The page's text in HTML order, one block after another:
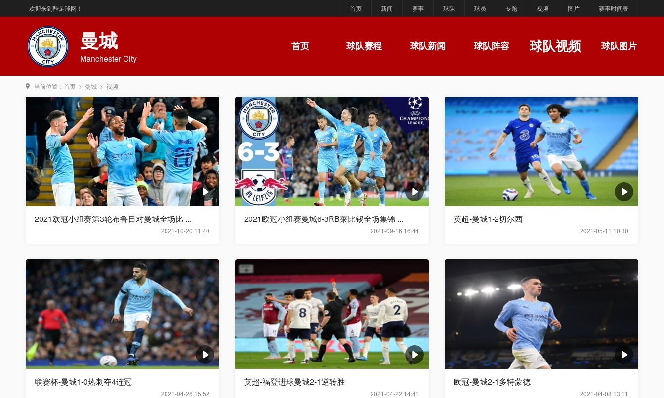
欢迎来到酷足球网！ 首页 新闻 赛事 球队 球员 专题 视频 图片 赛事时间表
曼城
Manchester City
首页 球队赛程 球队新闻 球队阵容 球队视频 球队图片
当前位置： 首页 > 曼城 > 视频
2021-10-20 11:40
2021欧冠小组赛第3轮布鲁日对曼城全场比 ...
2021-09-16 16:44
2021欧冠小组赛曼城6-3RB莱比锡全场集锦 ...
2021-05-11 10:30
英超-曼城1-2切尔西
2021-04-26 15:52
联赛杯-曼城1-0热刺夺4连冠
2021-04-22 14:41
英超-福登进球曼城2-1逆转胜
2021-04-08 13:11
欧冠-曼城2-1多特蒙德